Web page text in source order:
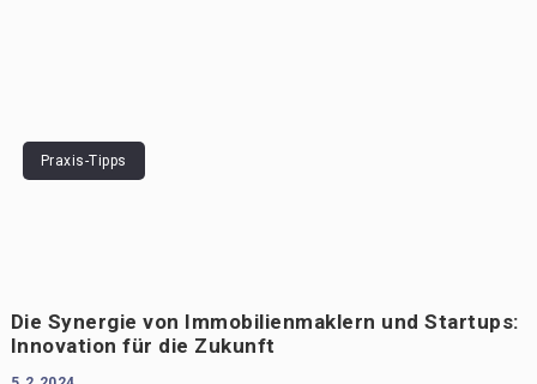
Praxis-Tipps
Die Synergie von Immobilienmaklern und Startups:
Innovation für die Zukunft